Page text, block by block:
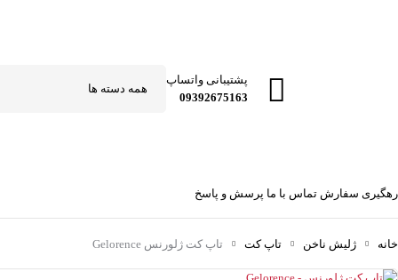
پشتیبانی واتساپ
09392675163
رهگیری سفارش تماس با ما پرسش و پاسخ
خانه ژلیش ناخن تاپ کت تاپ کت ژلورنس Gelorence